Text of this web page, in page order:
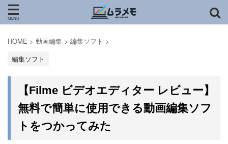
HOME > 動画編集 > 編集ソフト >
編集ソフト
【Filme ビデオエディター レビュー】
無料で簡単に使用できる動画編集ソフ
トをつかってみた